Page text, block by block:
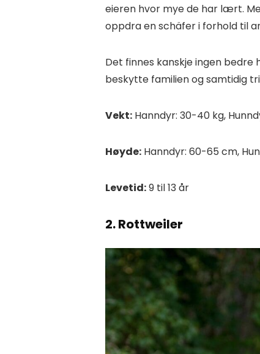
eieren hvor mye de har lært.
oppdra en schäfer i forhold til
Det finnes kanskje ingen
beskytte familien og samtidig
Vekt: Hanndyr: 30-40 kg,
Høyde: Hanndyr: 60-65 cm,
Levetid:9 til 13 år
2. Rottweiler